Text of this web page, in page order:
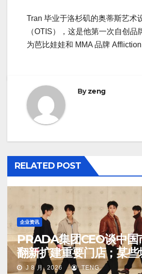
Tran 毕业于洛杉矶的奥蒂斯艺术
（OTIS），这是他第一次自创品
为芭比娃娃和 MMA 品牌 Affliction
Byzeng
RELATED POST
企业资讯
PRADA集团CEO谈中国
翻新扩建重要门店；某些
二、第三店不再有价值
J 8 月, 2026 TENG